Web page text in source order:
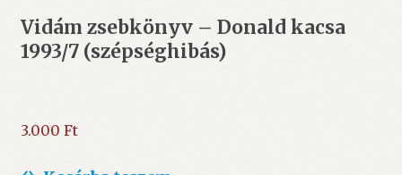
Vidám zsebkönyv – Donald kacsa
1993/7 (szépséghibás)
3.000 Ft